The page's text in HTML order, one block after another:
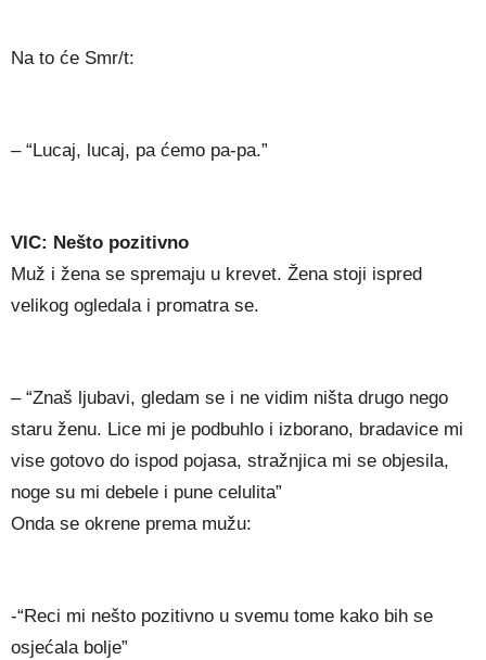
Na to će Smr/t:
– “Lucaj, lucaj, pa ćemo pa-pa.”
VIC: Nešto pozitivno
Muž i žena se spremaju u krevet. Žena stoji ispred
velikog ogledala i promatra se.
– “Znaš ljubavi, gledam se i ne vidim ništa drugo nego
staru ženu. Lice mi je podbuhlo i izborano, bradavice mi
vise gotovo do ispod pojasa, stražnjica mi se objesila,
noge su mi debele i pune celulita”
Onda se okrene prema mužu:
-“Reci mi nešto pozitivno u svemu tome kako bih se
osjećala bolje”